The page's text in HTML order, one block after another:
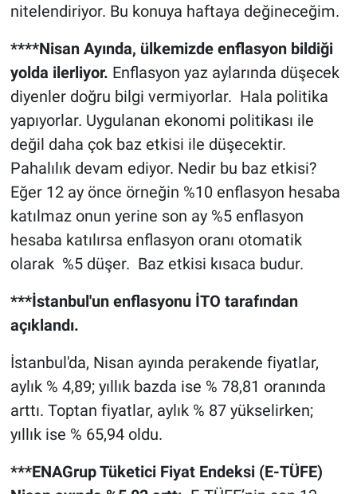
nitelendiriyor. Bu konuya haftaya değineceğim.
****Nisan Ayında, ülkemizde enflasyon bildiği
yolda ilerliyor. Enflasyon yaz aylarında düşecek
diyenler doğru bilgi vermiyorlar. Hala politika
yapıyorlar. Uygulanan ekonomi politikası ile
değil daha çok baz etkisi ile düşecektir.
Pahalılık devam ediyor. Nedir bu baz etkisi?
Eğer 12 ay önce örneğin %10 enflasyon hesaba
katılmaz onun yerine son ay %5 enflasyon
hesaba katılırsa enflasyon oranı otomatik
olarak %5 düşer. Baz etkisi kısaca budur.
***İstanbul'un enflasyonu İTO tarafından
açıklandı.
İstanbul'da, Nisan ayında perakende fiyatlar,
aylık % 4,89; yıllık bazda ise % 78,81 oranında
arttı. Toptan fiyatlar, aylık % 87 yükselirken;
yıllık ise % 65,94 oldu.
***ENAGrup Tüketici Fiyat Endeksi (E-TÜFE)